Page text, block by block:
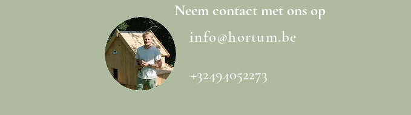
info@hortum.be
Neem contact met ons op
+32494052273